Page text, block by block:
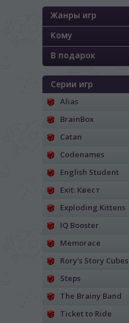
Жанры игр
Кому
В подарок
Серии игр
Alias
BrainBox
Catan
Codenames
English Student
Exit: Квест
Exploding Kittens
IQ Booster
Memorace
Rory's Story Cubes
Steps
The Brainy Band
Ticket to Ride